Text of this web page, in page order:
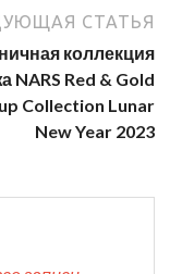
СТАТЬЯ
коллекция
NARS Red & Gold
Collection Lunar
New Year 2023